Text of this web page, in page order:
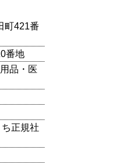
町421番
番地
品・医
正規社